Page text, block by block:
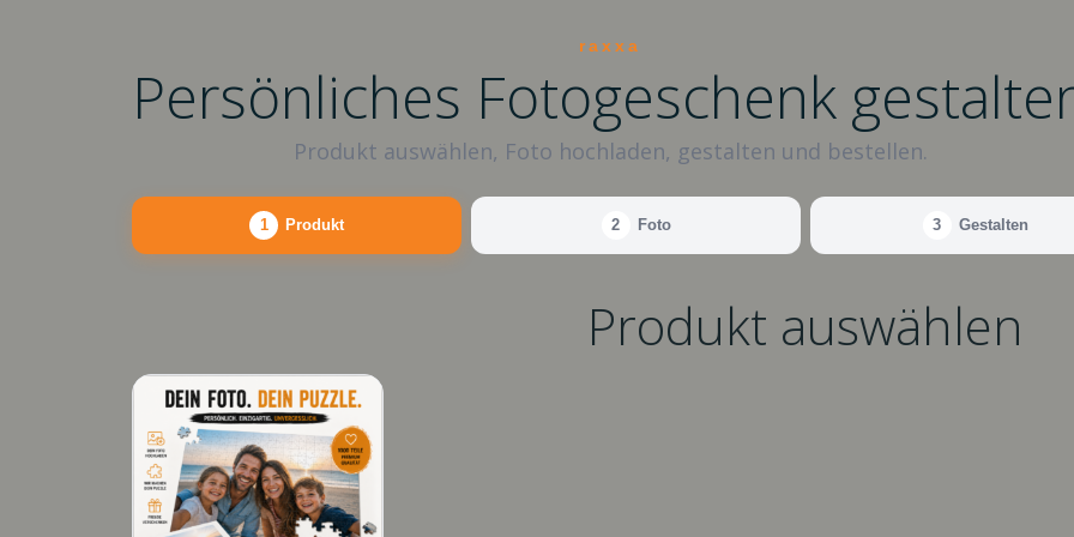
raxxa
Persönliches Fotogeschenk
Produkt auswählen, Foto hochladen, gestalten und bestellen.
1 Produkt 2 Foto 3 Gestalten
Produkt auswählen